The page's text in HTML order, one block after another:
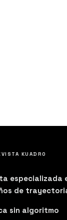
KUADRO
especializada
de
sin algoritmo